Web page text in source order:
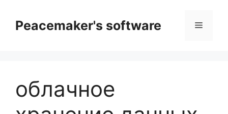
содержимому
Peacemaker's software Меню
облачное